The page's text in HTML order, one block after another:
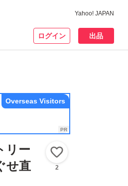
Yahoo! JAPAN
ログイン 出品
Overseas Visitors
リー
せ直
2